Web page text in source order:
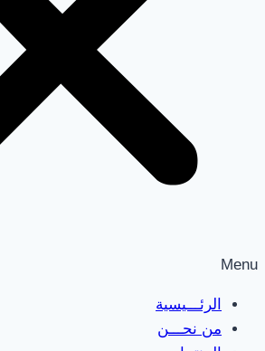
Menu
الرئـــيسية
من نحـــن